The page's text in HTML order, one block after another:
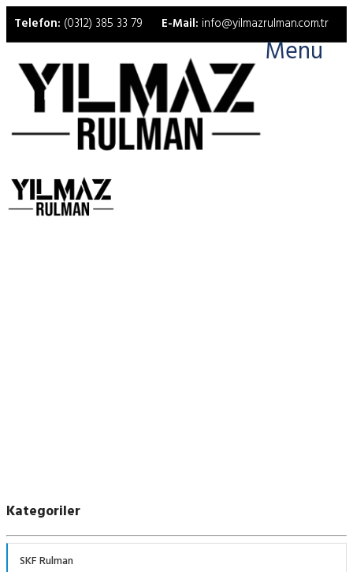
Telefon: (0312) 385 33 79 E-Mail: info@yilmazrulman.com.tr
Menu
Kategoriler
SKF Rulman